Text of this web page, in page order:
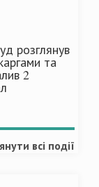
розглянув
та
2
всі події